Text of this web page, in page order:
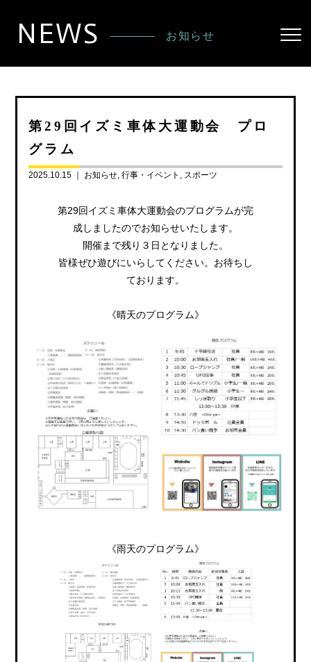
NEWS お知らせ
第29回イズミ車体大運動会 プロ
グラム
2025.10.15 ｜ お知らせ 行事・イベント スポーツ
第29回イズミ車体大運動会のプログラムが完
成しましたのでお知らせいたします。
開催まで残り３日となりました。
皆様ぜひ遊びにいらしてください。お待ちし
ております。
《晴天のプログラム》
《雨天のプログラム》